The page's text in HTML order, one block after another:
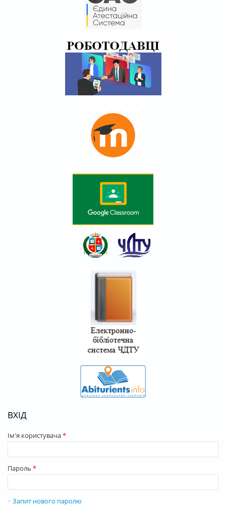
ВХІД
Ім'я користувача*
Пароль *
Запит нового паролю